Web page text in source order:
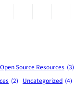
Open Source Resources (3)
(2) Uncategorized (4)